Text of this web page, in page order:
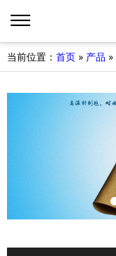
当前位置： 首页 » 产品 »